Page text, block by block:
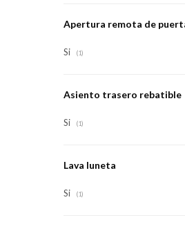
Apertura remota de
Si (1)
Asiento trasero rebatible
Si (1)
Lava luneta
Si (1)